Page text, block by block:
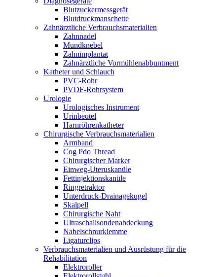
Blutzuckermessgerät
Blutdruckmanschette
Zahnärztliche Verbrauchsmaterialien
Zahnnadel
Mundknebel
Zahnimplantat
Zahnärztliche Vormühlenabbuntment
Katheter und Schlauch
PVC-Rohr
PVDF-Rohrsystem
Urologie
Urologisches Instrument
Urinbeutel
Harnröhrenkatheter
Chirurgische Verbrauchsmaterialien
Armband
Cog Pdo Thread
Chirurgischer Marker
Einweg-Uteruskanüle
Fettinjektionskanüle
Ringretraktor
Unterdruck-Drainagekugel
Skalpell
Chirurgische Naht
Ultraschallsondenabdeckung
Nabelschnurklemme
Ligaturclips
Verbrauchsmaterialien und Ausrüstung für die
Rehabilitation
Elektroroller